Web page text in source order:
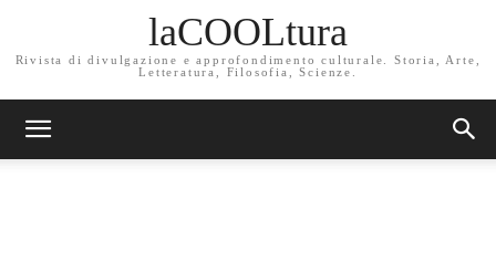
laCOOLtura
Rivista di divulgazione e approfondimento culturale. Storia, Arte,
Letteratura, Filosofia, Scienze.